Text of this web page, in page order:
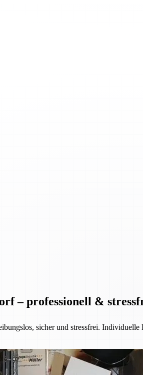
– professionell &
sicher und stressfrei.